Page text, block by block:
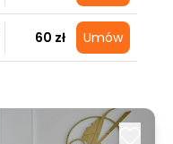
60 zł Umów